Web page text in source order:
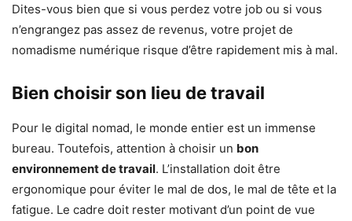
Dites-vous bien que si vous perdez votre job ou si vous
n’engrangez pas assez de revenus, votre projet de
nomadisme numérique risque d’être rapidement mis à mal.
Bien choisir son lieu de travail
Pour le digital nomad, le monde entier est un immense
bureau. Toutefois, attention à choisir un bon
environnement de travail. L’installation doit être
ergonomique pour éviter le mal de dos, le mal de tête et la
fatigue. Le cadre doit rester motivant d’un point de vue